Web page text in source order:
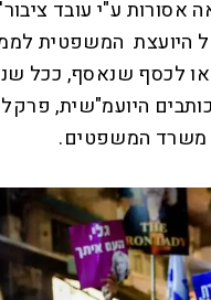
אסורות ע"י עובד
היועצת המשפטית
לכסף שנאסף, ככל
היועמ"שית,
משרד המשפטים.